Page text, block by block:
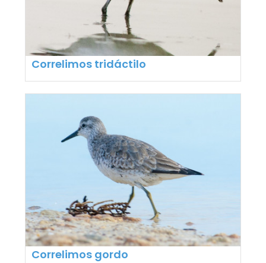
Correlimos tridáctilo
Correlimos gordo